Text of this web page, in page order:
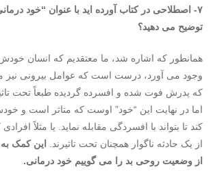
۷- اصطلاحی در کتاب آورده اید با عنوان “خود
توضیح می دهید؟
همانطور که اشاره شد، ما معتقدیم که انسان
وجود می آورد، درست است که عوامل بیرونی نیز
که پدرش فوت شده و افسرده گردیده طبعاً تحت
اما در نهایت این “خود” اوست که متاثر است و
کند تا بتواند با افسردگی مقابله نماید. یا مثلاً
از یک حادثه ناگوار همچنان تحت تاثیرند. این کمک
از وضعیت روحی بد را می گوییم خود درمانی.